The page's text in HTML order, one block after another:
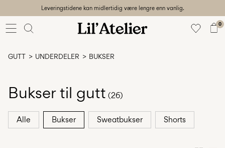
Leveringstidene kan midlertidig være lengre enn vanlig.
0
Baby
Unisex
GUTT UNDERDELER BUKSER
Bukser til gutt (26)
Alle Bukser Sweatbukser Shorts